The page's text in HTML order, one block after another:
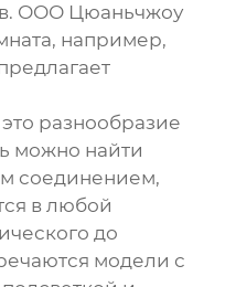
ООО Цюаньчжоу
, например,
разнообразие
можно найти
соединением,
в любой
до
модели с